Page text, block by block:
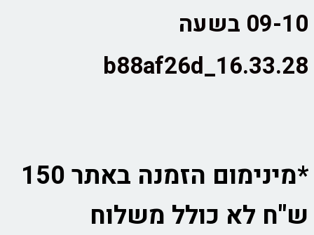
09-10 בשעה
16.33.28_b88af26d
*מינימום הזמנה באתר 150
ש"ח לא כולל משלוח